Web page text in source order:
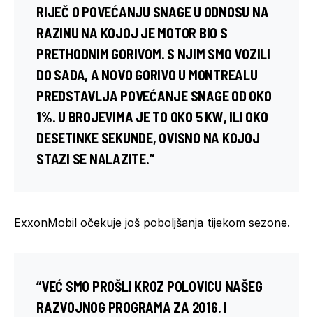
RIJEČ O POVEĆANJU SNAGE U ODNOSU NA
RAZINU NA KOJOJ JE MOTOR BIO S
PRETHODNIM GORIVOM. S NJIM SMO VOZILI
DO SADA, A NOVO GORIVO U MONTREALU
PREDSTAVLJA POVEĆANJE SNAGE OD OKO
1%. U BROJEVIMA JE TO OKO 5 KW, ILI OKO
DESETINKE SEKUNDE, OVISNO NA KOJOJ
STAZI SE NALAZITE.”
ExxonMobil očekuje još poboljšanja tijekom sezone.
“VEĆ SMO PROŠLI KROZ POLOVICU NAŠEG
RAZVOJNOG PROGRAMA ZA 2016. I